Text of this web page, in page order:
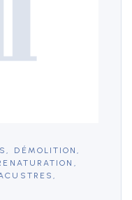
, DÉMOLITION,
,
,